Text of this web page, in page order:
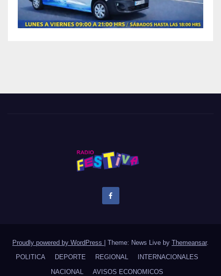
Proudly powered by WordPress Theme: News Live by Themeansar.
POLITICA
DEPORTE REGIONAL
INTERNACIONALES
NACIONAL
AVISOS ECONOMICOS